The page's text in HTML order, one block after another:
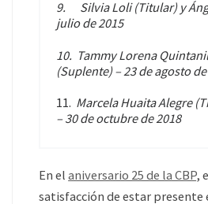
9. Silvia Loli (Titular) y
julio de 2015
10. Tammy Lorena
(Suplente) – 23 de agosto
11. Marcela Huaita Alegre
– 30 de octubre de 2018
En elaniversario 25 de la CBP,
satisfacción de estar presente